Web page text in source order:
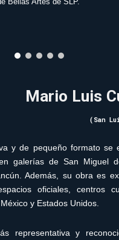
Mario Luis
( San
y de pequeño formato se
galerías de San Miguel
Además, su obra es
oficiales, centros
y Estados Unidos.
representativa y